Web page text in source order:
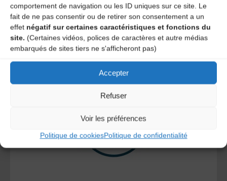
comportement de navigation ou les ID uniques sur ce site. Le
fait de ne pas consentir ou de retirer son consentement a un
effet négatif sur certaines caractéristiques et fonctions du
site. (Certaines vidéos, polices de caractères et autre médias
embarqués de sites tiers ne s'afficheront pas)
Accepter
Refuser
Voir les préférences
Politique de cookiesPolitique de confidentialité
A DECOUVRIR :